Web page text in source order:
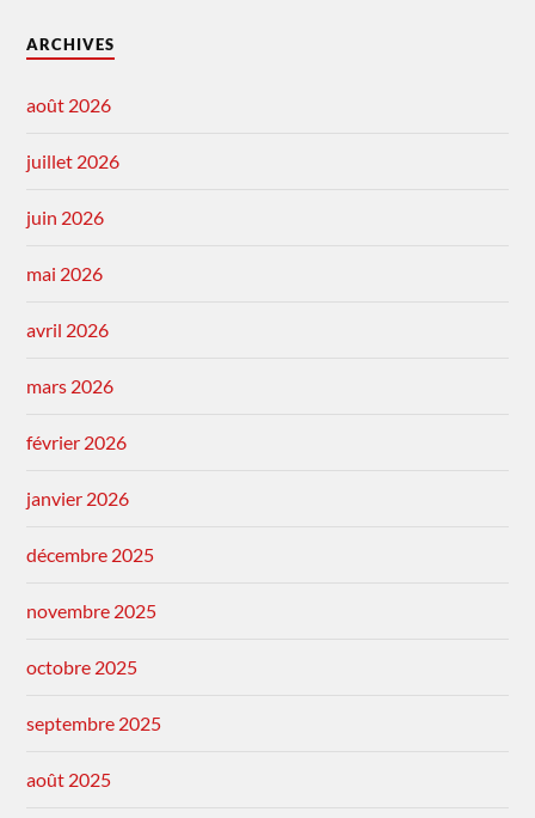
ARCHIVES
août 2026
juillet 2026
juin 2026
mai 2026
avril 2026
mars 2026
février 2026
janvier 2026
décembre 2025
novembre 2025
octobre 2025
septembre 2025
août 2025